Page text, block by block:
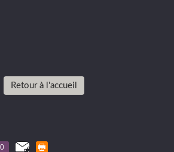
Retour à l'accueil
0